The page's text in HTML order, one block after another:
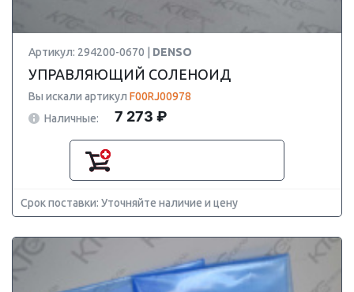
Артикул: 294200-0670 | DENSO
УПРАВЛЯЮЩИЙ СОЛЕНОИД
Вы искали артикул F00RJ00978
Наличные:
7 273 ₽
Срок поставки: Уточняйте наличие и цену